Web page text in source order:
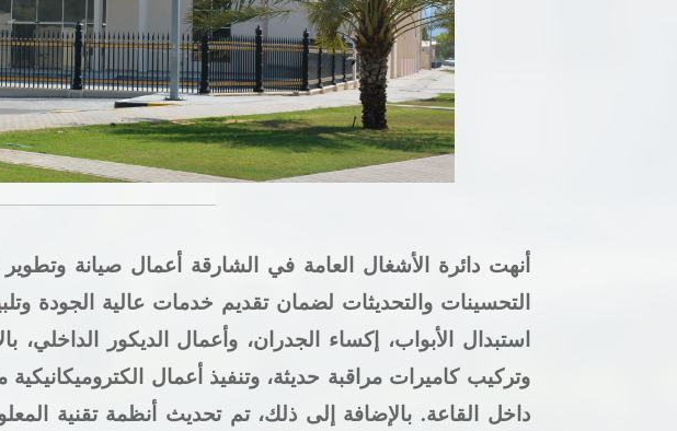
هل
أنهت دائرة الأشغال العامة في الشارقة أعمال صيانة
التحسينات والتحديثات لضمان تقديم خدمات عالية الجودة
استبدال الأبواب، إكساء الجدران، وأعمال الديكور
وتركيب كاميرات مراقبة حديثة، وتنفيذ أعمال
داخل القاعة. بالإضافة إلى ذلك، تم تحديث أنظمة تقنية